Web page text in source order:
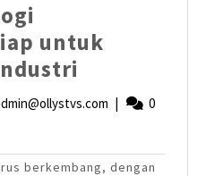
untuk
Teknologi
siap
|
0
berkembang, dengan